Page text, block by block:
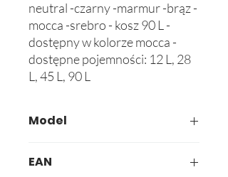
neutral -czarny -marmur -brąz -
mocca -srebro - kosz 90 L -
dostępny w kolorze mocca -
dostępne pojemności: 12 L, 28
L, 45 L, 90 L
Model
EAN